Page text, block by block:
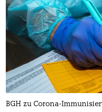
BGH zu Corona-